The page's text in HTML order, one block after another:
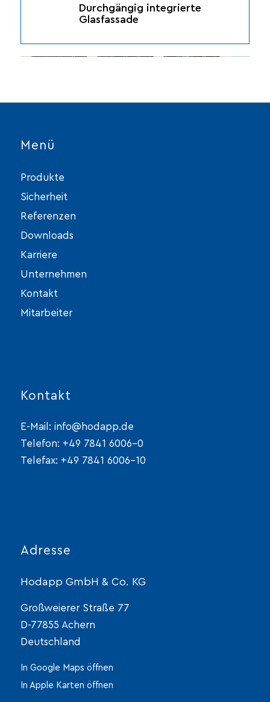
Durchgängig integrierte
Glasfassade
Menü
Produkte
Sicherheit
Referenzen
Downloads
Karriere
Unternehmen
Kontakt
Mitarbeiter
Kontakt
E-Mail: info@hodapp.de
Telefon: +49 7841 6006-0
Telefax: +49 7841 6006-10
Adresse
Hodapp GmbH & Co. KG
Großweierer Straße 77
D-77855 Achern
Deutschland
In Google Maps öffnen
In Apple Karten öffnen